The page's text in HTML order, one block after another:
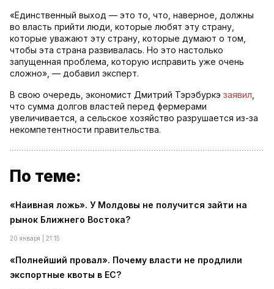
«Единственный выход — это то, что, наверное, должны
во власть прийти люди, которые любят эту страну,
которые уважают эту страну, которые думают о том,
чтобы эта страна развивалась. Но это настолько
запущенная проблема, которую исправить уже очень
сложно», — добавил эксперт.
В свою очередь, экономист Дмитрий Тэрэбуркэ заявил
что сумма долгов властей перед фермерами
увеличивается, а сельское хозяйство разрушается из-за
некомпетентности правительства.
По теме:
«Наивная ложь». У Молдовы не получится зайти на
рынок Ближнего Востока?
20 января | 21:15
«Полнейший провал». Почему власти не продлили
экспортные квоты в ЕС?